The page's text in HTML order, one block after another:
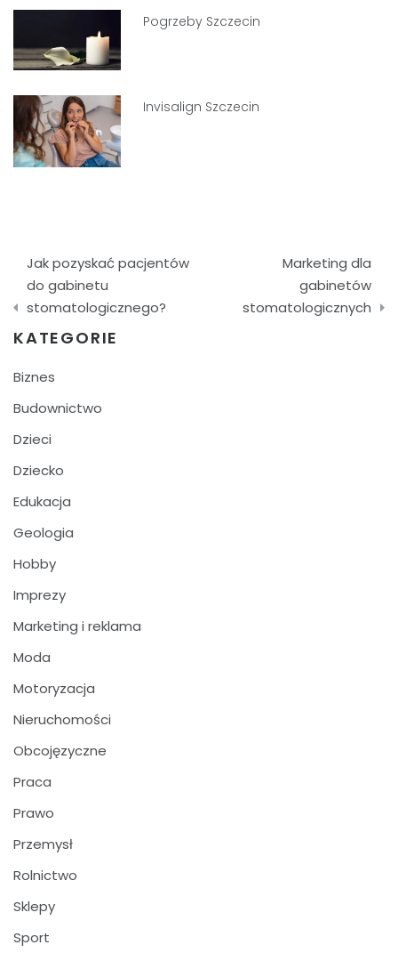
Pogrzeby Szczecin
Invisalign Szczecin
Nawigacja
wpisu
Jak pozyskać pacjentów
do gabinetu
stomatologicznego?
Marketing dla
gabinetów
stomatologicznych
KATEGORIE
Biznes
Budownictwo
Dzieci
Dziecko
Edukacja
Geologia
Hobby
Imprezy
Marketing i reklama
Moda
Motoryzacja
Nieruchomości
Obcojęzyczne
Praca
Prawo
Przemysł
Rolnictwo
Sklepy
Sport